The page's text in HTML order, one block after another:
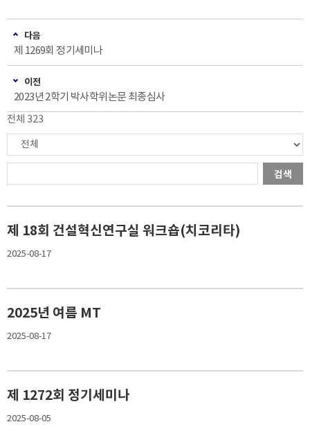
다음
제 1269회 정기세미나
이전
2023년 2학기 박사학위논문 최종심사
전체 323
검색
제 18회 건설혁신연구실 워크숍(치코리타)
2025-08-17
2025년 여름 MT
2025-08-17
제 1272회 정기세미나
2025-08-05